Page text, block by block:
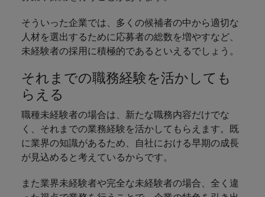
そういった企業では、多くの候補者の中から適切な
人材を選出するために応募者の総数を増やすなど、
未経験者の採用に積極的であるといえるでしょう。
それまでの職務経験を活かしても
らえる
職種未経験者の場合は、新たな職務内容だけでな
く、それまでの業務経験を活かしてもらえます。既
に業界の知識があるため、自社における早期の成長
が見込めると考えているからです。
また業界未経験者や完全な未経験者の場合、全く違